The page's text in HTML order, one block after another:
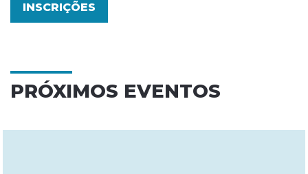
INSCRIÇÕES
PRÓXIMOS EVENTOS